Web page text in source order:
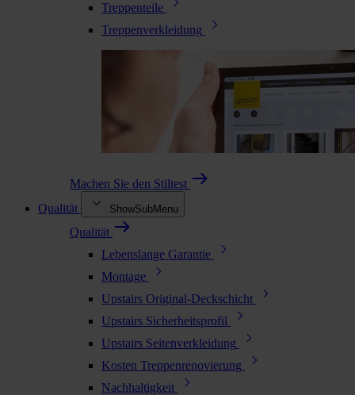
Treppenteile
Treppenverkleidung
Machen Sie den Stiltest
Qualität
ShowSubMenu
Qualität
Lebenslange Garantie
Montage
Upstairs Original-Deckschicht
Upstairs Sicherheitsprofil
Upstairs Seitenverkleidung
Kosten Treppenrenovierung
Nachhaltigkeit